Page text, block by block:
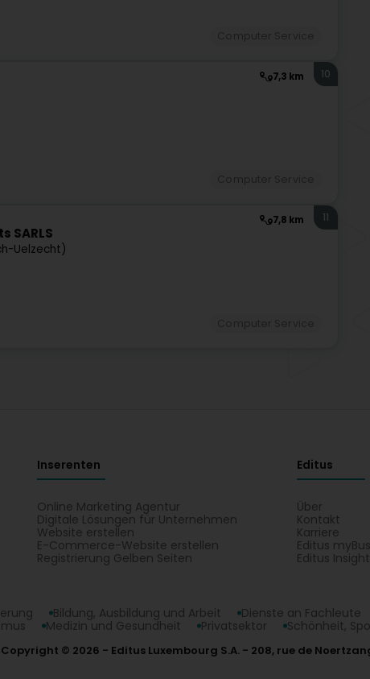
7,3 km 10
7,8 km
SARLS
Uelzecht)
11
Inserenten
Online Marketing Agentur
Digitale Lösungen für Unternehmen
Website erstellen
E-Commerce-Website erstellen
Registrierung Gelben Seiten
Editus
Über
Kontakt
Karriere
Editus
Editus Insight
Bildung, Ausbildung und Arbeit Dienste an Fachleute
Medizin und Gesundheit Privatsektor
Schönheit,
Copyright © 2026 Editus Luxembourg S.A. 208, rue de